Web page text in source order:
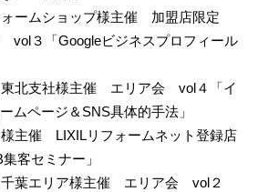
ームショップ様主催 加盟店限定
vol３「Googleビジネスプロフィール
北支社様主催 エリア会 vol４「イ
ムページ＆SNS具体的手法」
主催 LIXILリフォームネット登録店
客セミナー」
葉エリア様主催 エリア会 vol２